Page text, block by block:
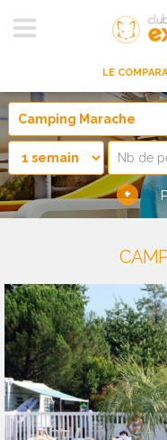
LE
+